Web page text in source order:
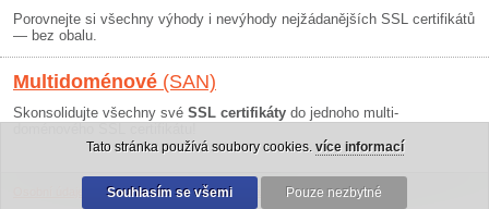
Porovnejte si všechny výhody i nevýhody nejžádanějších SSL certifikátů
— bez obalu.
Multidoménové (SAN)
Skonsolidujte všechny své SSL certifikáty do jednoho multi-
Obchodní podmínky|30 dní záruka
Tato stránka používá soubory cookies. více informací
Souhlasím se všemi Pouze nezbytné